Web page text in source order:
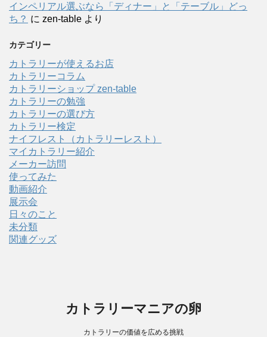
インペリアル選ぶなら「ディナー」と「テーブル」どっ
ち？ に zen-table より
カテゴリー
カトラリーが使えるお店
カトラリーコラム
カトラリーショップ zen-table
カトラリーの勉強
カトラリーの選び方
カトラリー検定
ナイフレスト（カトラリーレスト）
マイカトラリー紹介
メーカー訪問
使ってみた
動画紹介
展示会
日々のこと
未分類
関連グッズ
カトラリーマニアの卵
カトラリーの価値を広める挑戦